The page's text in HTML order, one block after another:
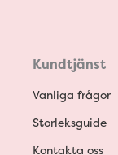
Kundtjänst
Vanliga frågor
Storleksguide
Kontakta oss